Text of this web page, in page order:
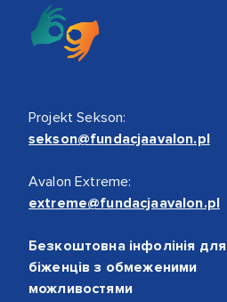
Projekt Sekson:
sekson@fundacjaavalon.pl
Avalon Extreme:
extreme@fundacjaavalon.pl
Безкоштовна інфолінія для
біженців з обмеженими
можливостями